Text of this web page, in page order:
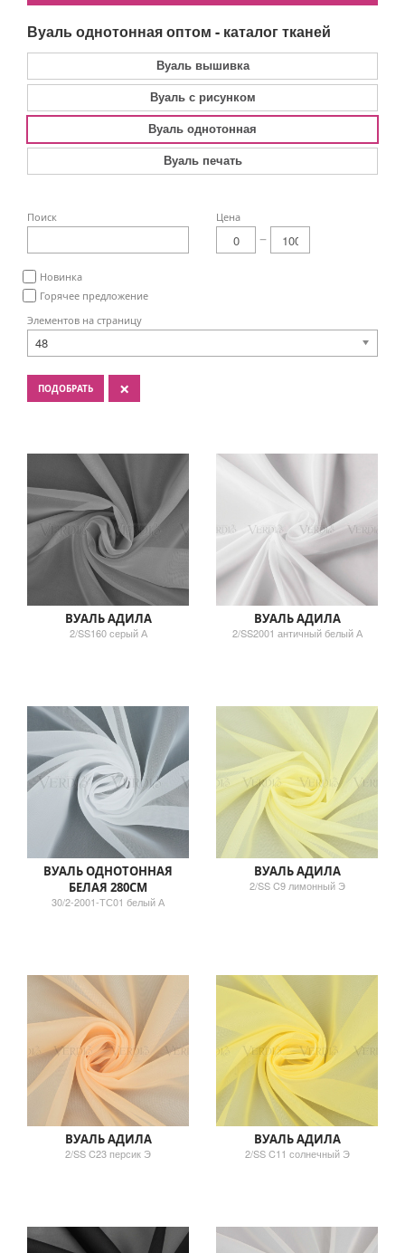
Вуаль однотонная оптом - каталог тканей
Вуаль вышивка
Вуаль с рисунком
Вуаль однотонная
Вуаль печать
Поиск Цена
Новинка
Горячее предложение
Элементов на страницу
48
ПОДОБРАТЬ ×
ВУАЛЬ АДИЛА
2/SS160 серый А
ВУАЛЬ АДИЛА
2/SS2001 античный белый А
ВУАЛЬ ОДНОТОННАЯ
БЕЛАЯ 280СМ
30/2-2001-ТС01 белый А
ВУАЛЬ АДИЛА
2/SS C9 лимонный Э
ВУАЛЬ АДИЛА
2/SS C23 персик Э
ВУАЛЬ АДИЛА
2/SS C11 солнечный Э